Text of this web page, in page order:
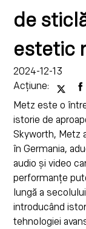
de
estetic
2024-12-13
Acțiune:
Metz este o
istorie de
Skyworth, Metz
în Germania,
audio și video
performanțe
lungă a
introducând
tehnologiei